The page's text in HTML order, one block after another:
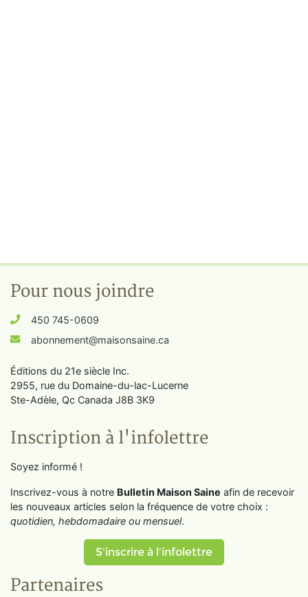
Pour nous joindre
450 745-0609
abonnement@maisonsaine.ca
Éditions du 21e siècle Inc.
2955, rue du Domaine-du-lac-Lucerne
Ste-Adèle, Qc Canada J8B 3K9
Inscription à l'infolettre
Soyez informé !
Inscrivez-vous à notre Bulletin Maison Saine afin de recevoir
les nouveaux articles selon la fréquence de votre choix :
quotidien, hebdomadaire ou mensuel.
S'inscrire à l'infolettre
Partenaires